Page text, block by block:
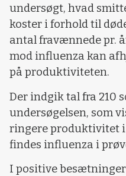
undersøgt, hvad
koster i forhold til
antal fravænnede pr.
mod influenza kan
på produktiviteten.
Der indgik tal fra 210
undersøgelsen, som
ringere produktivitet
findes influenza i
I positive